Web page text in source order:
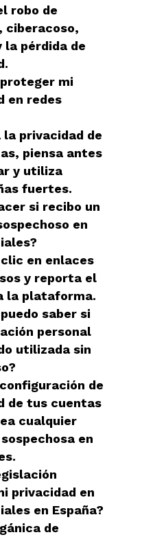
robo de
ciberacoso,
la pérdida de
proteger mi
en redes
la privacidad de
piensa antes
y utiliza
fuertes.
si recibo un
en
en enlaces
y reporta el
la plataforma.
saber si
personal
utilizada sin
de
de tus cuentas
cualquier
en
privacidad en
en España?
de